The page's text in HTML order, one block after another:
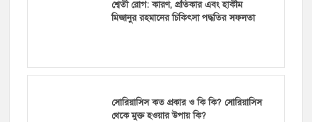
শ্বেতী রোগ: কারণ, প্রতিকার এবং হাকীম
মিজানুর রহমানের চিকিৎসা পদ্ধতির সফলতা
সোরিয়াসিস কত প্রকার ও কি কি? সোরিয়াসিস
থেকে মুক্ত হওয়ার উপায় কি?